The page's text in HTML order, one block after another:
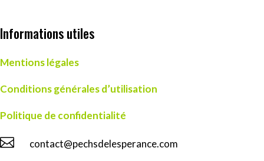
Informations utiles
Mentions légales
Conditions générales d’utilisation
Politique de confidentialité
 contact@pechsdelesperance.com